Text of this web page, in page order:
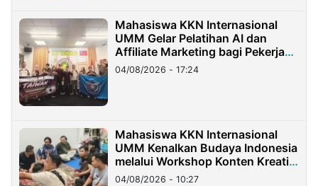
Mahasiswa KKN Internasional
UMM Gelar Pelatihan AI dan
Affiliate Marketing bagi Pekerja
Migran Indonesia di Taiwan
04/08/2026 - 17:24
Mahasiswa KKN Internasional
UMM Kenalkan Budaya Indonesia
melalui Workshop Konten Kreatif
di Taiwan
04/08/2026 - 10:27